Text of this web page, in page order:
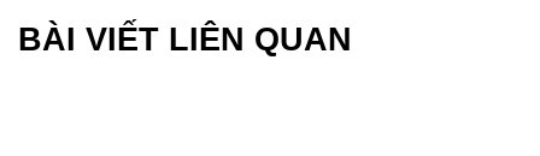
BÀI VIẾT LIÊN QUAN